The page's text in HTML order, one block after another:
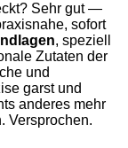
Sehr gut —
sofort
, speziell
Zutaten der
und
garst und
anderes mehr
Versprochen.